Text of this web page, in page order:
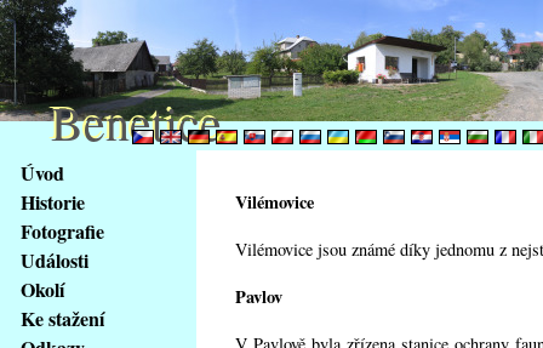
obsah
stránky
Klávesové
zkratky
tomto
webu
Úvod
Historie
Fotografie
Události
Okolí
Ke stažení
Vilémovice
Vilémovice jsou známé díky jednomu z
Pavlov
Benetice
Benetice